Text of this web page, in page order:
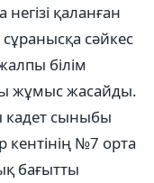
қаланған
сәйкес
білім
жұмыс жасайды.
кадет сыныбы
кентінің №7 орта
бағытты